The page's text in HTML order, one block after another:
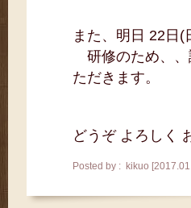
また、明日 22日(
研修のため、、
ただきます。
どうぞ よろしく
Posted by : kikuo